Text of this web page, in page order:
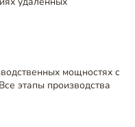
мощностях с
этапы производства